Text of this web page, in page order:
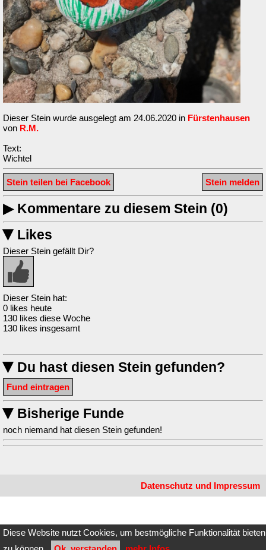
Diese Website nutzt Cookies, um bestmögliche Funktionalität bieten
Dieser Stein wurde ausgelegt am 24.06.2020 in Fürstenhausen
von R.M.
Text:
Wichtel
Stein melden
Stein teilen bei Facebook
▶Kommentare zu diesem Stein (0)
▶ Likes
Dieser Stein gefällt Dir?
Dieser Stein hat:
0 likes heute
130 likes diese Woche
130 likes insgesamt
▶ Du hast diesen Stein gefunden?
Fund eintragen
▶ Bisherige Funde
noch niemand hat diesen Stein gefunden!
Datenschutz und Impressum